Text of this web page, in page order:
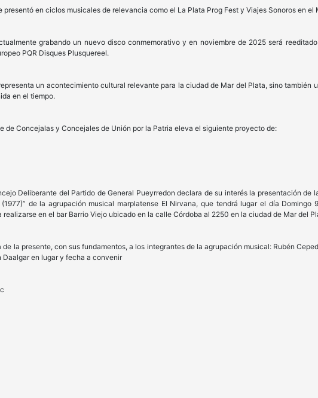
presentó en ciclos musicales de relevancia como el La Plata Prog Fest y Viajes Sonoros en el
grabando un nuevo disco conmemorativo y en noviembre de 2025 será
PQR Disques Plusquereel.
un acontecimiento cultural relevante para la ciudad de Mar del Plata, sino también
en el tiempo.
de Concejalas y Concejales de Unión por la Patria eleva el siguiente proyecto de:
Deliberante del Partido de General Pueyrredon declara de su interés la presentación de
de la agrupación musical marplatense El Nirvana, que tendrá lugar el día
realizarse en el bar Barrio Viejo ubicado en la calle Córdoba al 2250 en la ciudad de Mar del
la presente, con sus fundamentos, a los integrantes de la agrupación musical: Rubén
Daalgar en lugar y fecha a convenir